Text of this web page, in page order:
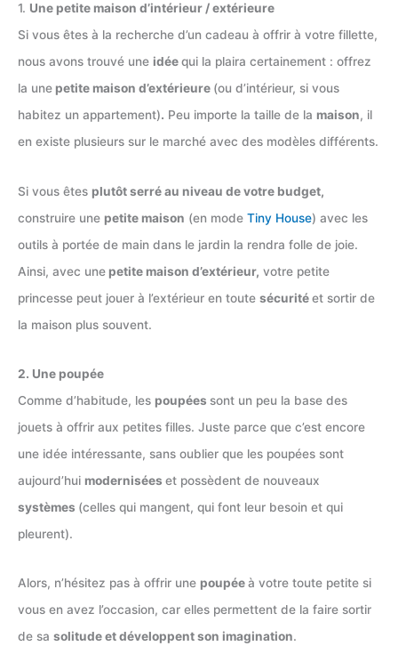
1. Une petite maison d’intérieur / extérieure
Si vous êtes à la recherche d’un cadeau à offrir à votre fillette,
nous avons trouvé une idéequi la plaira certainement : offrez
la une petite maison d’extérieure (ou d’intérieur, si vous
habitez un appartement). Peu importe la taille de la maison, il
en existe plusieurs sur le marché avec des modèles différents.
Si vous êtes plutôt serré au niveau de votre budget,
construire une petite maison (en mode Tiny House) avec les
outils à portée de main dans le jardin la rendra folle de joie.
Ainsi, avec une petite maison d’extérieur, votre petite
princesse peut jouer à l’extérieur en toute sécuritéet sortir de
la maison plus souvent.
2. Une poupée
Comme d’habitude, les poupées sont un peu la base des
jouets à offrir aux petites filles. Juste parce que c’est encore
une idée intéressante, sans oublier que les poupées sont
aujourd’hui modernisées et possèdent de nouveaux
systèmes (celles qui mangent, qui font leur besoin et qui
pleurent).
Alors, n’hésitez pas à offrir une poupéeà votre toute petite si
vous en avez l’occasion, car elles permettent de la faire sortir
de sa solitude et développent son imagination.